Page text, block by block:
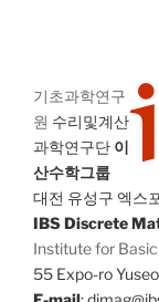
기초과학연구
원 수리및계산
과학연구단 이
산수학그룹
대전 유성구 엑스
IBS Discrete
Institute for
55 Expo-ro